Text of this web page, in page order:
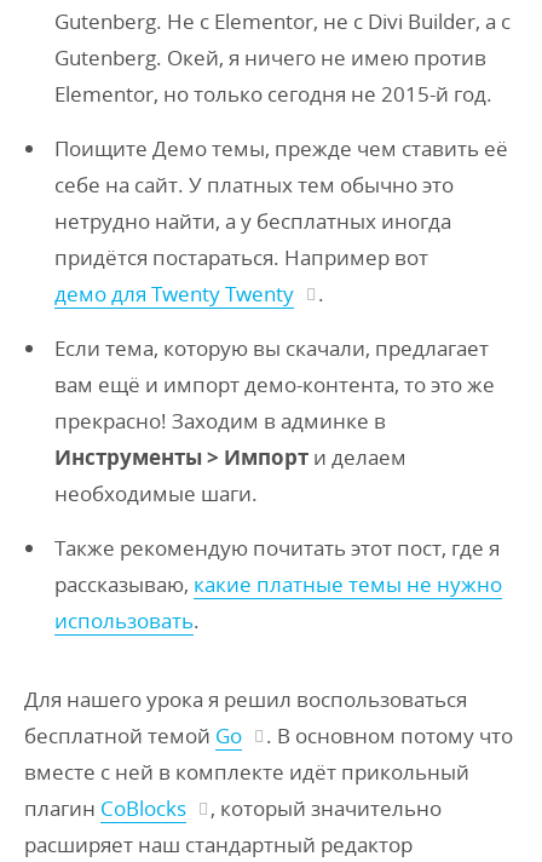
Gutenberg. Не с Elementor, не с Divi Builder, а с
Gutenberg. Окей, я ничего не имею против
Elementor, но только сегодня не 2015-й год.
Поищите Демо темы, прежде чем ставить её
себе на сайт. У платных тем обычно это
нетрудно найти, а у бесплатных иногда
придётся постараться. Например вот
демо для Twenty Twenty
.
Если тема, которую вы скачали, предлагает
вам ещё и импорт демо-контента, то это же
прекрасно! Заходим в админке в
Инструменты > Импорт и делаем
необходимые шаги.
Также рекомендую почитать этот пост, где я
рассказываю, какие платные темы не нужно
использовать.
Для нашего урока я решил воспользоваться
бесплатной темой Go
. В основном потому что
вместе с ней в комплекте идёт прикольный
плагин CoBlocks
, который значительно
расширяет наш стандартный редактор